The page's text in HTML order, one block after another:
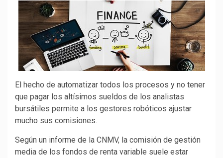
El hecho de automatizar todos los procesos y no tener
que pagar los altísimos sueldos de los analistas
bursátiles permite a los gestores robóticos ajustar
mucho sus comisiones.
Según un informe de la CNMV, la comisión de gestión
media de los fondos de renta variable suele estar